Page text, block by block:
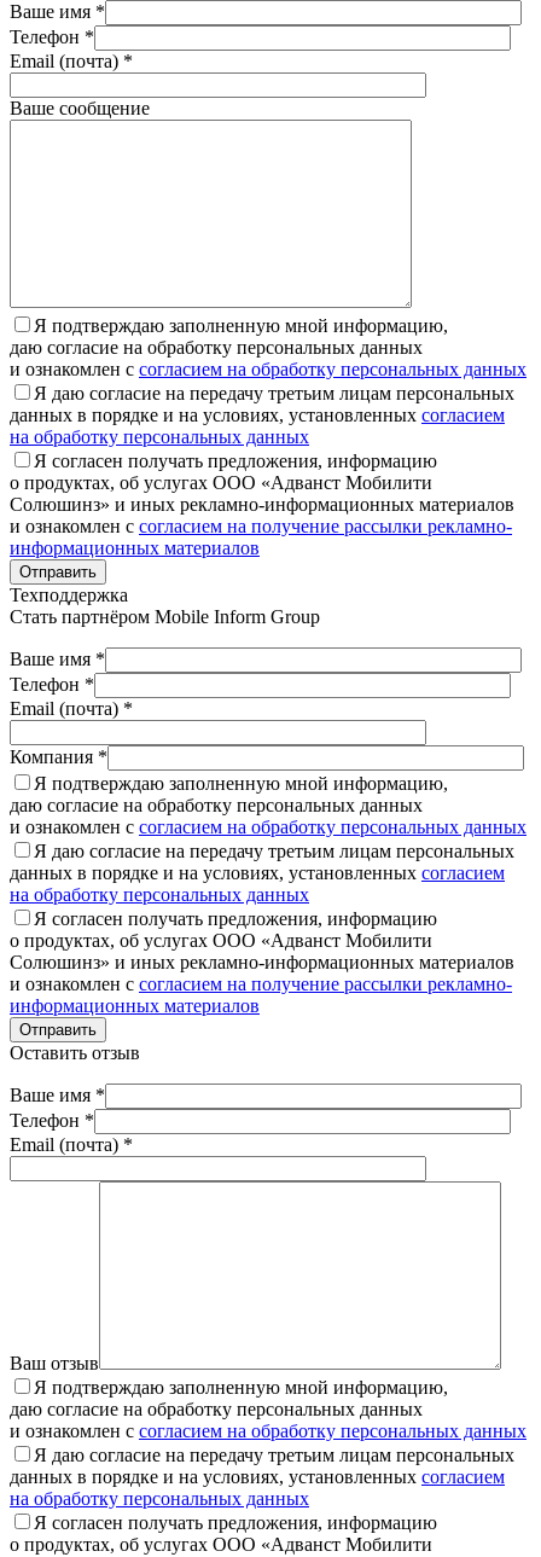
Ваше имя *
Телефон *
Email (почта) *
Ваше сообщение
Я подтверждаю заполненную мной информацию,
даю согласие на обработку персональных данных
и ознакомлен с согласием на обработку персональных данных
Я даю согласие на передачу третьим лицам персональных
данных в порядке и на условиях, установленных согласием
на обработку персональных данных
Я согласен получать предложения, информацию
о продуктах, об услугах ООО «Адванст Мобилити
Солюшинз» и иных рекламно-информационных материалов
и ознакомлен с согласием на получение рассылки рекламно-
информационных материалов
Отправить
Техподдержка
Стать партнёром Mobile Inform Group
Ваше имя *
Телефон *
Email (почта) *
Компания *
Я подтверждаю заполненную мной информацию,
даю согласие на обработку персональных данных
и ознакомлен с согласием на обработку персональных данных
Я даю согласие на передачу третьим лицам персональных
данных в порядке и на условиях, установленных согласием
на обработку персональных данных
Я согласен получать предложения, информацию
о продуктах, об услугах ООО «Адванст Мобилити
Солюшинз» и иных рекламно-информационных материалов
и ознакомлен с согласием на получение рассылки рекламно-
информационных материалов
Отправить
Оставить отзыв
Ваше имя *
Телефон *
Email (почта) *
Ваш отзыв
Я подтверждаю заполненную мной информацию,
даю согласие на обработку персональных данных
и ознакомлен с согласием на обработку персональных данных
Я даю согласие на передачу третьим лицам персональных
данных в порядке и на условиях, установленных согласием
на обработку персональных данных
Я согласен получать предложения, информацию
о продуктах, об услугах ООО «Адванст Мобилити